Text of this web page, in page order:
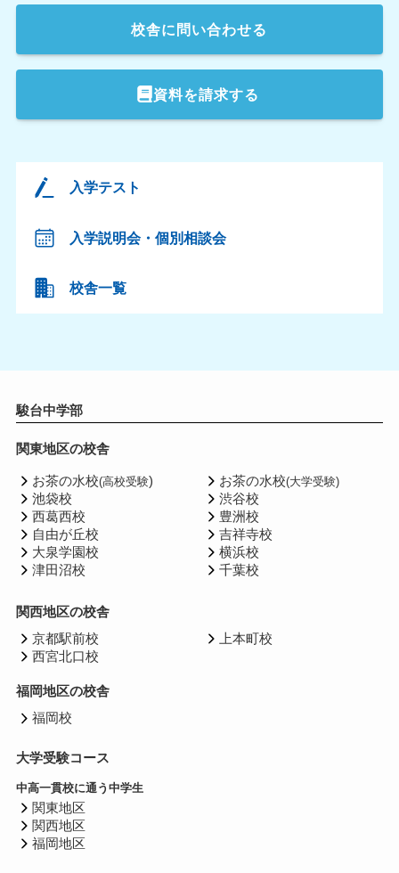
校舎に問い合わせる
資料を請求する
入学テスト
入学説明会・個別相談会
校舎一覧
駿台中学部
関東地区の校舎
お茶の水校(高校受験)
池袋校
西葛西校
自由が丘校
大泉学園校
津田沼校
お茶の水校(大学受験)
渋谷校
豊洲校
吉祥寺校
横浜校
千葉校
関西地区の校舎
京都駅前校
西宮北口校
上本町校
福岡地区の校舎
福岡校
大学受験コース
中高一貫校に通う中学生
関東地区
関西地区
福岡地区